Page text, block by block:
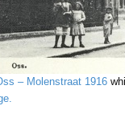
– Molenstraat 1916